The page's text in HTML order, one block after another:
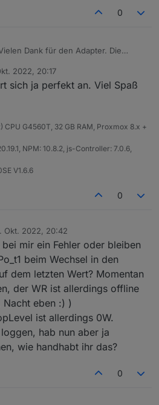
0
Dank für den Adapter. Die
Die Antwort war heute Morgen um
da. Die Installation lief auf
2022, 20:17
sich ja perfekt an. Viel Spaß
CPU G4560T, 32 GB RAM, Proxmox 8.x +
NPM: 10.8.2, js-Controller: 7.0.6,
V1.6.6
0
Okt. 2022, 20:42
mir ein Fehler oder bleiben
beim Wechsel in den
dem letzten Wert? Momentan
der WR ist allerdings offline
eben :) )
ist allerdings 0W.
hab nun aber ja
wie handhabt ihr das?
0